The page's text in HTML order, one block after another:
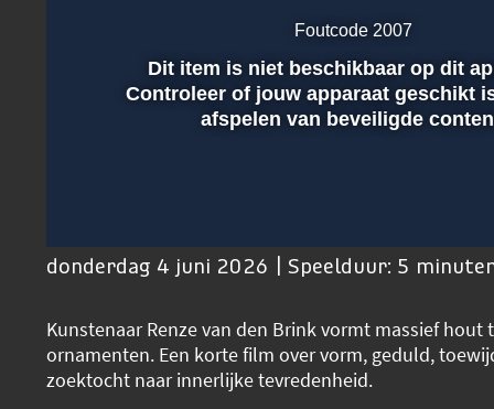
Afspelen
Foutcode 2007
Dit item is niet beschikbaar op dit
Controleer of jouw apparaat geschikt
afspelen van beveiligde
donderdag 4 juni 2026 | Speelduur: 5
Kunstenaar Renze van den Brink vormt massief hout
ornamenten. Een korte film over vorm, geduld,
zoektocht naar innerlijke tevredenheid.